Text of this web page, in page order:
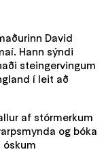
David
Hann sýndi
steingervingum
í leit að
af stórmerkum
og bóka